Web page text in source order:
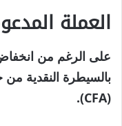
العملة
على الرغم من
بالسيطرة النقدية من
(CFA).